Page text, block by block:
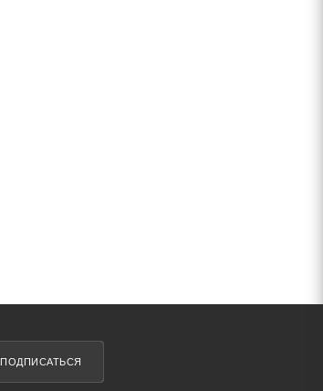
ПОДПИСАТЬСЯ